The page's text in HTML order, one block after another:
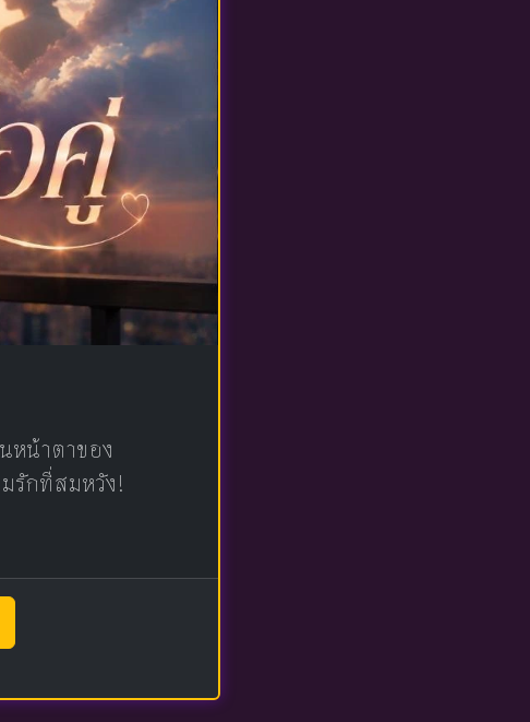
หน้าตาของ
รักที่สมหวัง!